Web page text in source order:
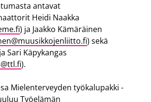
antavat
Heidi Naakka
) ja Jaakko Kämäräinen
) sekä
Sari Käpykangas
).
Mielenterveyden työkalupakki -​
Työelämän